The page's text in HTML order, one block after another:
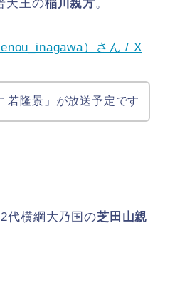
天王の稲川親方。
）さん / X
若隆景」が放送予定です
代横綱大乃国の芝田山親